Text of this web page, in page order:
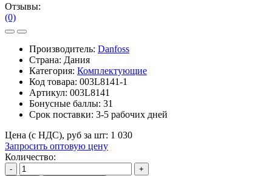
Отзывы:
(0)
Производитель: Danfoss
Страна: Дания
Категория: Комплектующие
Код товара: 003L8141-1
Артикул: 003L8141
Бонусные баллы: 31
Срок поставки: 3-5 рабочих дней
Цена (с НДС), руб за шт: 1 030
Запросить оптовую цену
Количество:
-
+